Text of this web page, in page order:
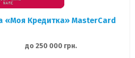
Кредитка» MasterCard
до 250 000 грн.